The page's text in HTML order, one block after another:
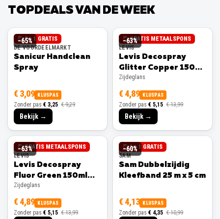
TOPDEALS VAN DE WEEK
−65%
2 + 1 GRATIS
DE VOORDEELMARKT
Sanicur Handclean
Spray
€ 3,09 KLUSPAS
Zonder pas € 3,25 € 9,29
Bekijk →
−63%
GRATIS METAALSPONS
LEVIS
Levis Decospray
Glitter Copper 150ml
Zijdeglans
Zijdeglans
€ 4,89 KLUSPAS
Zonder pas € 5,15 € 13,99
Bekijk →
−63%
GRATIS METAALSPONS
LEVIS
Levis Decospray
Fluor Green 150ml
Zijdeglans
Zijdeglans
€ 4,89 KLUSPAS
Zonder pas € 5,15 € 13,99
−60%
1 + 1 GRATIS
SAM
Sam Dubbelzijdig
Kleefband 25 m x 5 cm
€ 4,13 KLUSPAS
Zonder pas € 4,35 € 10,99